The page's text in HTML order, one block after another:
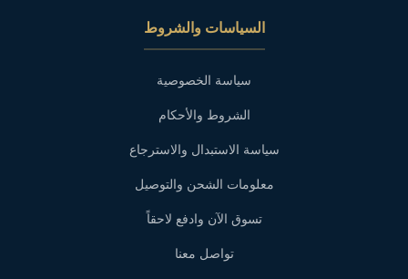
السياسات والشروط
سياسة الخصوصية
الشروط والأحكام
سياسة الاستبدال والاسترجاع
معلومات الشحن والتوصيل
تسوق الآن وادفع لاحقاً
تواصل معنا